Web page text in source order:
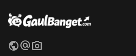
publicalternate_emailphoto_camera